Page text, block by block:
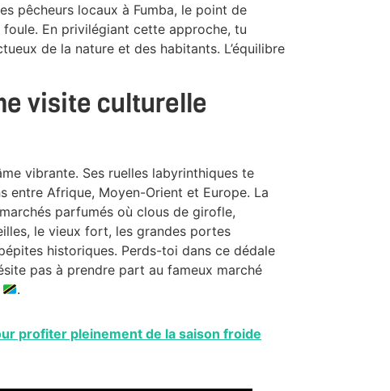
pêcheurs locaux à Fumba, le point de
foule. En privilégiant cette approche, tu
de la nature et des habitants. L’équilibre
visite culturelle
vibrante. Ses ruelles labyrinthiques te
entre Afrique, Moyen-Orient et Europe. La
parfumés où clous de girofle,
le vieux fort, les grandes portes
historiques. Perds-toi dans ce dédale
pas à prendre part au fameux marché
.
profiter pleinement de la saison froide